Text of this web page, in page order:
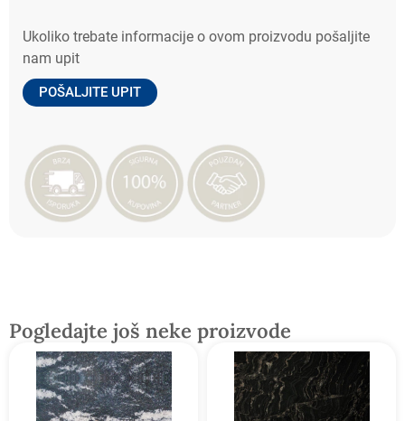
Ukoliko trebate informacije o ovom proizvodu pošaljite
nam upit
POŠALJITE UPIT
Pogledajte još neke proizvode